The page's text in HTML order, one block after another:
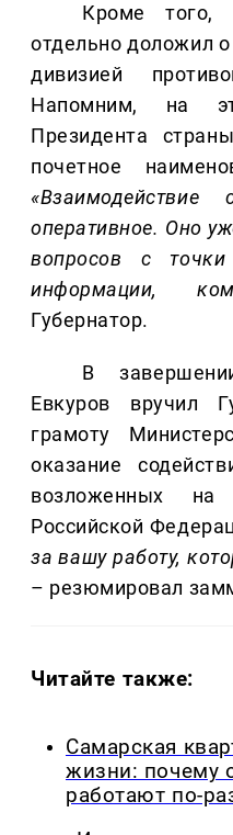
Кроме того,
отдельно доложил
дивизией
Напомним, на
Президента
почетное
оперативное. Оно
вопросов с точки
информации,
Губернатор.
В
Евкуров вручил
грамоту
оказание
возложенных
Российской
за вашу работу,
– резюмировал
Читайте также:
Самарская
жизни: почему
работают по-